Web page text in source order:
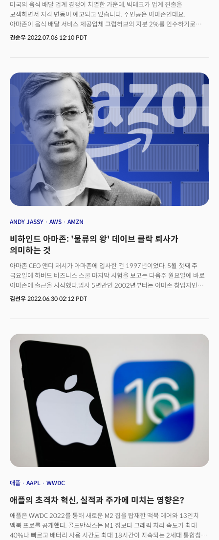
미국의 음식 배달 업계 경쟁이 치열한 가운데, 빅테크가 업계 진출을
모색하면서 지각 변동이 예고되고 있습니다. 주인공은 아마존인데요.
아마존이 음식 배달 서비스 제공업체 그럽허브의 지분 2%를 인수하기로
합의했다고 CNBC가 6일 보도했습니다. 이에 따라 아마존은 프라임
수 있게 될 전망입니다. 이번 계약에 대해 아마존 프라임의 자밀 가니 부사장은
성명을 통해 "이번 계약을 통해 프라임 멤버십의 가치가 더욱 커졌다"라고
평가했는데요. CNBC에 따르면 그럽허브의 모회사로 네덜란드에 기반을 둔
'저스트 잇 테이크어웨이 닷컴'은 그간 사업구조 개선을 위한 다양한 방안을
모색해왔습니다. 이에 따라 미국 자회사 그럽허브의 매각을 추진해왔는데요.
이번 계약을 기점으로 아마존은 신규 고객 수나 특정 요건이 갖춰지면
그럽허브의 지분을 15%까지 늘릴 수 있다고 CNBC는 전했습니다. '저스트
잇'의 주가는 올해만 60% 이상 하락했습니다.👉 우버, 도어대시 떨고 있나?
아마존은 그간 식료품 관련 사업에 지속적으로 문을 두드려왔습니다. 2억 명
이상의 회원을 보유하고 있는 아마존은 홀푸드의 식료품 할인 서비스도
제공하고 있는데요. 지난 9월에는 영국과 아일랜드의 프라임 회원에게 1년 간
유럽 배송업체 딜리버루 플러스를 이용할 수 있는 혜택을 제공하기
시작했습니다. 아마존은 이미 지난 2019년에 딜리버루의 지분을 인수한 바
있습니다. 미국의 음식 배달 서비스는 치열한 경쟁을 벌이고 있습니다.
업체가 음식 배달 시장에 진출하면서 영역을 확장하고 있는데요. 아마존과
작용할 텐데요. 실제 아마존의 그럽허브 지분 인수 소식에 미국의 음식 배달
플랫폼들의 주가는 요동쳤습니다. 6일 뉴욕증시에서 우버 주가는 3% 이상
권순우 2022.07.06 12:10 PDT
ANDY JASSY AWS AMZN
비하인드 아마존: '물류의 왕' 데이브 클락 퇴사가
의미하는 것
아마존 CEO 앤디 재시가 아마존에 입사한 건 1997년이었다. 5월 첫째 주
금요일에 하버드 비즈니스 스쿨 마지막 시험을 보고는 다음주 월요일에 바로
아마존에 출근을 시작했다.입사 5년만인 2002년부터는 아마존 창업자인
제프 베조스를 따라 다니며 일을 배웠다. 흔히 ‘샤도우잉(shadowing)’이라고
말하는 사람) 역할도 맡았다.아마존이 연회비를 내면 이틀 안에 공짜로 배달을
해주는 프라임 서비스를 론칭할 때 아마존 이사회는 반대했다. 미국과 같은
넓은 나라는 배달망 구축이 어렵고 이용률도 저조할 거라고 생각했기
때문이다. 하지만 베조스는 프라임 서비스를 꼭 해보고 싶었다. 재시는
반대하는 이사들의 역할을 맡아 베조스와 함께 토론 연습을 했다.그 후 20년이
지났다. 지난해 7월 아마존 CEO 자리에 오른 재시는 다시 베조스의 방식에
반대를 해야 할 처지에 놓였다. 이번에는 단순히 반대를 위한 반대가 아니라
필요에 의한 반대라는 점이 다를 뿐이다. 그 동안 베조스가 줄기차게 이끌어온
아마존의 성장 속도를 줄이기 위해 브레이크를 밟아야 하기 때문이다.
김선우 2022.06.30 02:12 PDT
애플 AAPL WWDC
애플의 초격차 혁신, 실적과 주가에 미치는 영향은?
애플은 WWDC 2022를 통해 새로운 M2 칩을 탑재한 맥북 에어와 13인치
맥북 프로를 공개했다. 골드만삭스는 M1 칩보다 그래픽 처리 속도가 최대
40%나 빠르고 배터리 사용 시간도 최대 18시간이 지속되는 2세대 통합칩인